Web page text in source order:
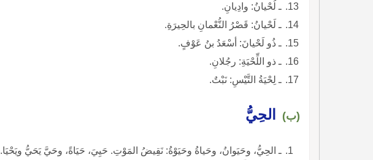
ـ لُحْيانُ: وادِيانِ.
ـ لَحْيانُ: قَصْرُ النُّعْمانِ بالحِيرَةِ.
ـ ذُو لَحْيانَ: أسْعَدُ بنُ عَوْفٍ.
ـ ذو اللِّحْيَةِ: رجُلانِ.
ـ لِحْيَةُ التَّيْسِ: نَبْتٌ.
(ب) الحِيُّ
ـ الحِيُّ، وحَيَوانُ، وحَياةُ وحَيَوْةُ: نَقِيضُ المَوْتِ. حَيِيَ، حَيَاةً، وحَيَّ يَحَيُّ ويَحْيَا.